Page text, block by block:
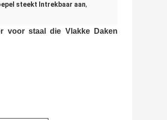
steekt Intrekbaar aan,
voor staal die Vlakke Daken